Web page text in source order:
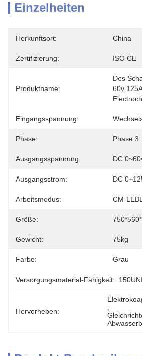
Einzelheiten
Herkunftsort: China
Zertifizierung: ISO CE
Produktname:
Des
60v
Eingangsspannung:
Phase: Phase 3
Ausgangsspannung: DC
Ausgangsstrom: DC
Arbeitsmodus: CM-
Größe:
Gewicht: 75kg
Farbe: Grau
Versorgungsmaterial-Fähigkeit:
Hervorheben: